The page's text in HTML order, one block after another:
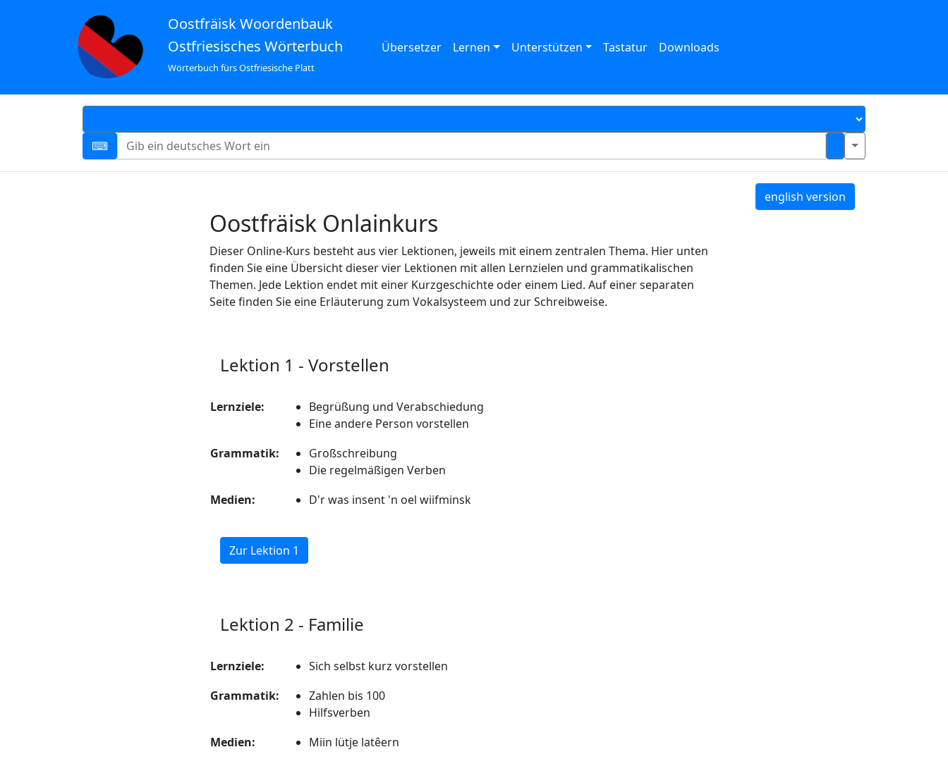
Oostfräisk Woordenbauk
Ostfriesisches Wörterbuch
Wörterbuch fürs Ostfriesische Platt
Übersetzer Lernen Unterstützen Tastatur Downloads
english version
Oostfräisk Onlainkurs
Dieser Online-Kurs besteht aus vier Lektionen, jeweils mit einem zentralen Thema. Hier unten
finden Sie eine Übersicht dieser vier Lektionen mit allen Lernzielen und grammatikalischen
Themen. Jede Lektion endet mit einer Kurzgeschichte oder einem Lied. Auf einer separaten
Seite finden Sie eine Erläuterung zum Vokalsysteem und zur Schreibweise.
Lektion 1 - Vorstellen
Lernziele:
Begrüßung und Verabschiedung
Eine andere Person vorstellen
Grammatik:
Großschreibung
Die regelmäßigen Verben
Medien:
D'r was insent 'n oel wiifminsk
Zur Lektion 1
Lektion 2 - Familie
Lernziele:
Sich selbst kurz vorstellen
Grammatik:
Zahlen bis 100
Hilfsverben
Medien:
Miin lütje latêern